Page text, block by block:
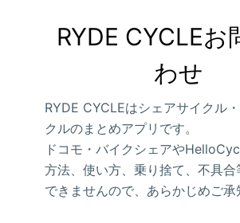
RYDE CYCLEお
わせ
RYDE CYCLEはシェアサイクル
クルのまとめアプリです。
ドコモ・バイクシェアや
方法、使い方、乗り捨て、不具合
できませんので、あらかじめご承